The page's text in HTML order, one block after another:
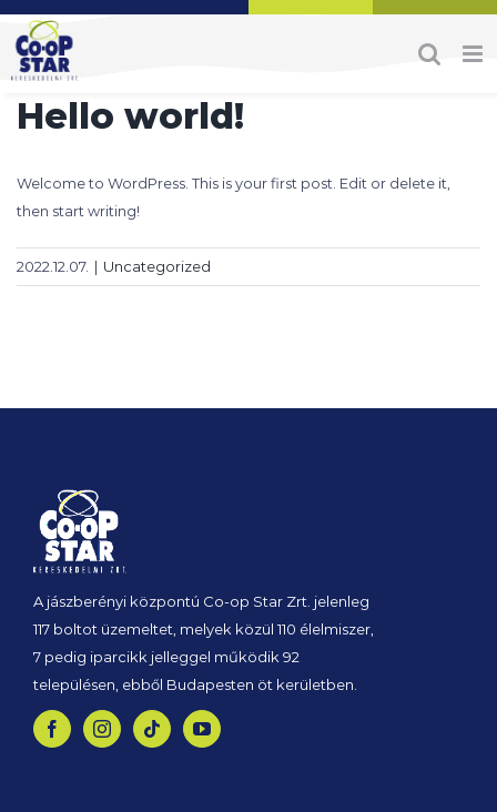
Skip
to
content
Hello world!
Welcome to WordPress. This is your first post. Edit or delete it,
then start writing!
2022.12.07. | Uncategorized
A jászberényi központú Co-op Star Zrt. jelenleg
117 boltot üzemeltet, melyek közül 110 élelmiszer,
7 pedig iparcikk jelleggel működik 92
településen, ebből Budapesten öt kerületben.